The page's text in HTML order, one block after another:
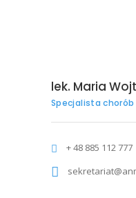
lek. Maria
Specjalista
+ 48 885 112 777